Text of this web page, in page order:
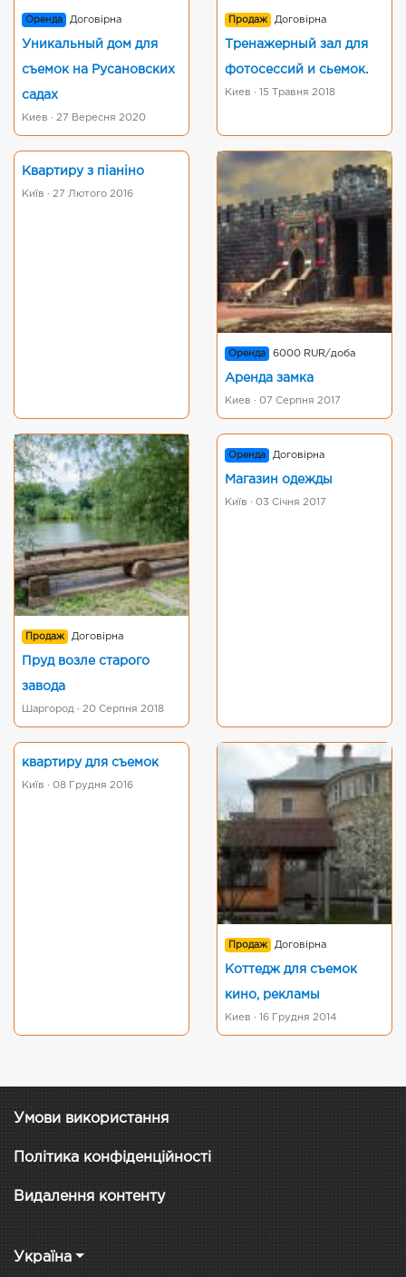
Оренда Договірна
Уникальный дом для
съемок на Русановских
садах
Киев · 27 Вересня 2020
Продаж Договірна
Тренажерный зал для
фотосессий и сьемок.
Киев · 15 Травня 2018
Квартиру з піаніно
Київ · 27 Лютого 2016
Оренда 6000 RUR/доба
Аренда замка
Киев · 07 Серпня 2017
Продаж Договірна
Пруд возле старого
завода
Шаргород · 20 Серпня 2018
Оренда Договірна
Магазин одежды
Київ · 03 Січня 2017
квартиру для съемок
Київ · 08 Грудня 2016
Продаж Договірна
Коттедж для съемок
кино, рекламы
Киев · 16 Грудня 2014
Умови використання
Політика конфіденційності
Видалення контенту
Україна